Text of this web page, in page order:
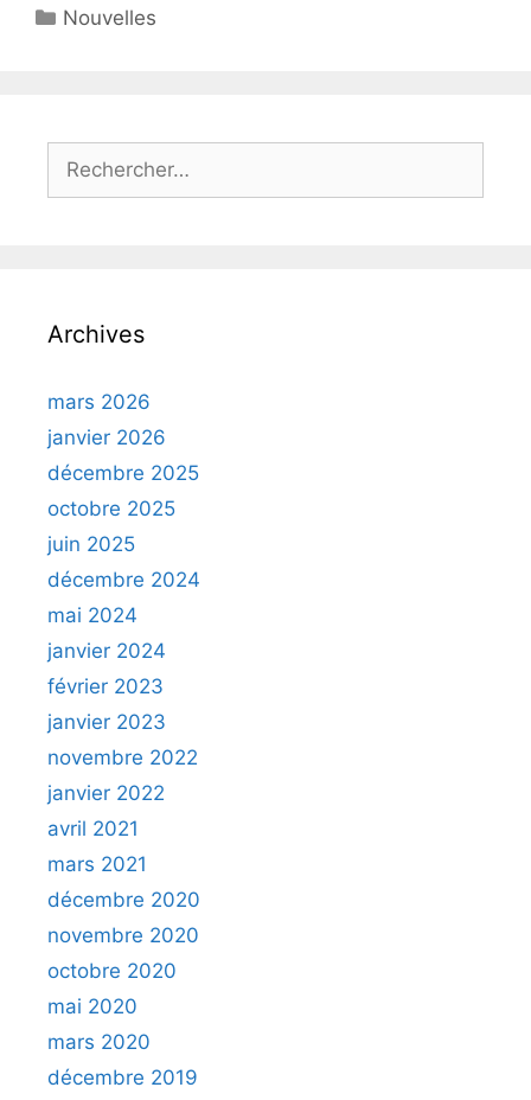
Catégories
Nouvelles
Rechercher :
Archives
mars 2026
janvier 2026
décembre 2025
octobre 2025
juin 2025
décembre 2024
mai 2024
janvier 2024
février 2023
janvier 2023
novembre 2022
janvier 2022
avril 2021
mars 2021
décembre 2020
novembre 2020
octobre 2020
mai 2020
mars 2020
décembre 2019